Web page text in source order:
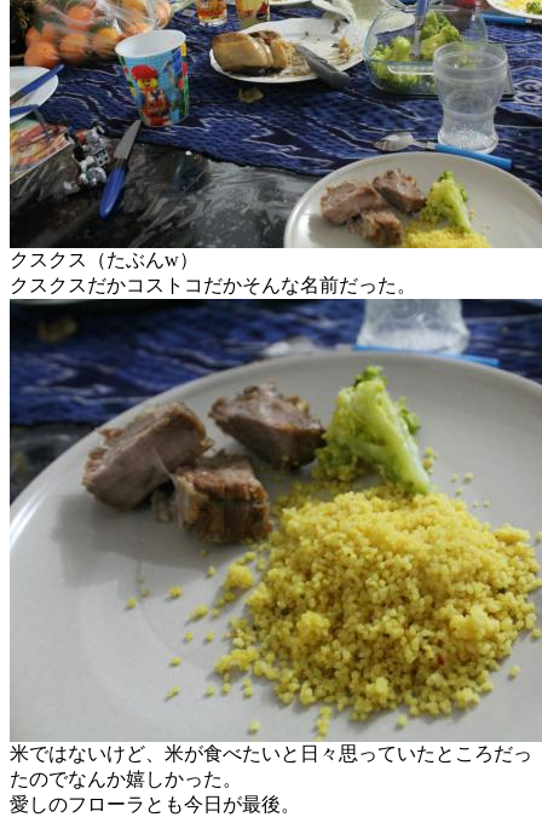
クスクス（たぶんw）
クスクスだかコストコだかそんな名前だった。
米ではないけど、米が食べたいと日々思っていたところだっ
たのでなんか嬉しかった。
愛しのフローラとも今日が最後。